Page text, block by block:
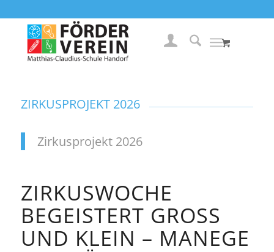
ZIRKUSPROJEKT 2026
Zirkusprojekt 2026
ZIRKUSWOCHE
BEGEISTERT GROSS U
ND KLEIN – MANEGE F